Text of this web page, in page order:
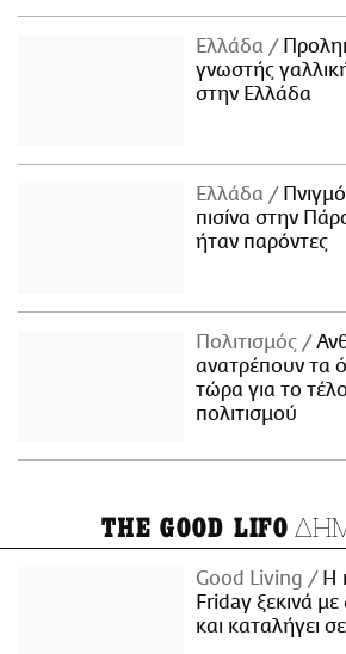
Ελλάδα
γνωστής
στην Ελλάδα
Ελλάδα
πισίνα στην
ήταν παρόντες
Πολιτισμός
ανατρέπουν τα
τώρα για το
πολιτισμού
THE GOOD LIFO
Good Living
Η
Friday ξεκινά με
και καταλήγει